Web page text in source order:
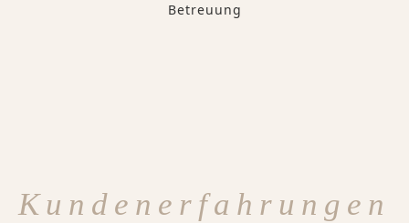
Betreuung
Kundenerfahrungen